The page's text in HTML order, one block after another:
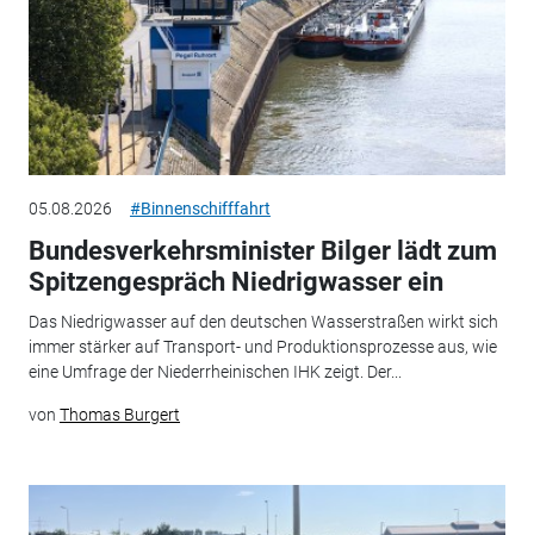
05.08.2026 #Binnenschifffahrt
Bundesverkehrsminister Bilger lädt zum
Spitzengespräch Niedrigwasser ein
Das Niedrigwasser auf den deutschen Wasserstraßen wirkt sich
immer stärker auf Transport- und Produktionsprozesse aus, wie
eine Umfrage der Niederrheinischen IHK zeigt. Der...
von Thomas Burgert